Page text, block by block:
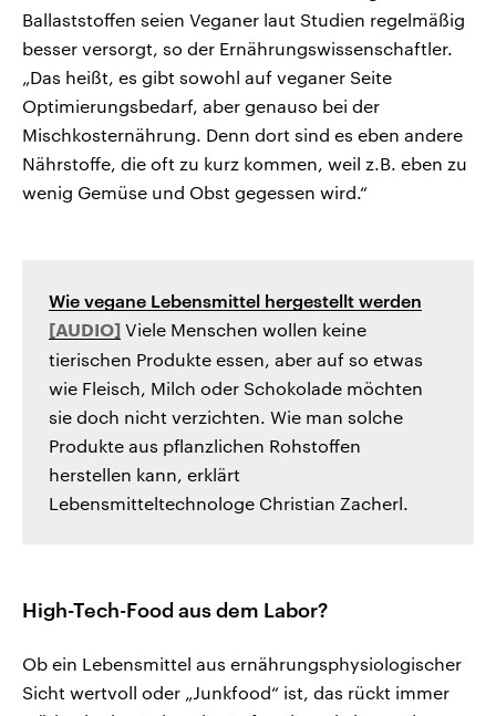
Ballaststoffen seien Veganer laut Studien regelmäßig
besser versorgt, so der Ernährungswissenschaftler.
„Das heißt, es gibt sowohl auf veganer Seite
Optimierungsbedarf, aber genauso bei der
Mischkosternährung. Denn dort sind es eben andere
Nährstoffe, die oft zu kurz kommen, weil z.B. eben zu
wenig Gemüse und Obst gegessen wird.“
Wie vegane Lebensmittel hergestellt werden
Viele Menschen wollen keine
tierischen Produkte essen, aber auf so etwas
wie Fleisch, Milch oder Schokolade möchten
sie doch nicht verzichten. Wie man solche
Produkte aus pflanzlichen Rohstoffen
herstellen kann, erklärt
Lebensmitteltechnologe Christian Zacherl.
High-Tech-Food aus dem Labor?
Ob ein Lebensmittel aus ernährungsphysiologischer
Sicht wertvoll oder „Junkfood“ ist, das rückt immer